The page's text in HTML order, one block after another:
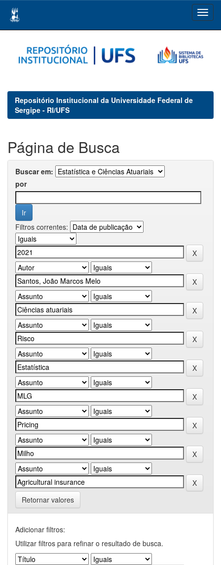
navigation
Repositório Institucional da Universidade Federal de
Sergipe - RI/UFS
Página de Busca
Buscar em:
por
Filtros correntes:
Retornar valores
Adicionar filtros:
Utilizar filtros para refinar o resultado de busca.